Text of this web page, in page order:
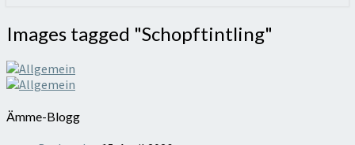
Images
tagged
"Schopftintling"
Images tagged "Schopftintling"
Ämme-Blogg